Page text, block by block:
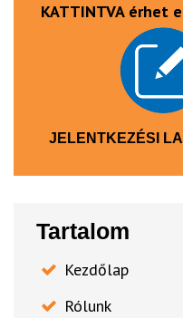
KATTINTVA érhet
JELENTKEZÉSI
Tartalom
Kezdőlap
Rólunk